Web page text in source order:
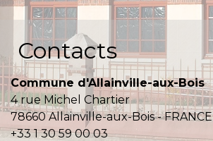
Contacts
Commune d'Allainville-aux-Bois
4 rue Michel Chartier
78660 Allainville-aux-Bois - FRANCE
+33 1 30 59 00 03